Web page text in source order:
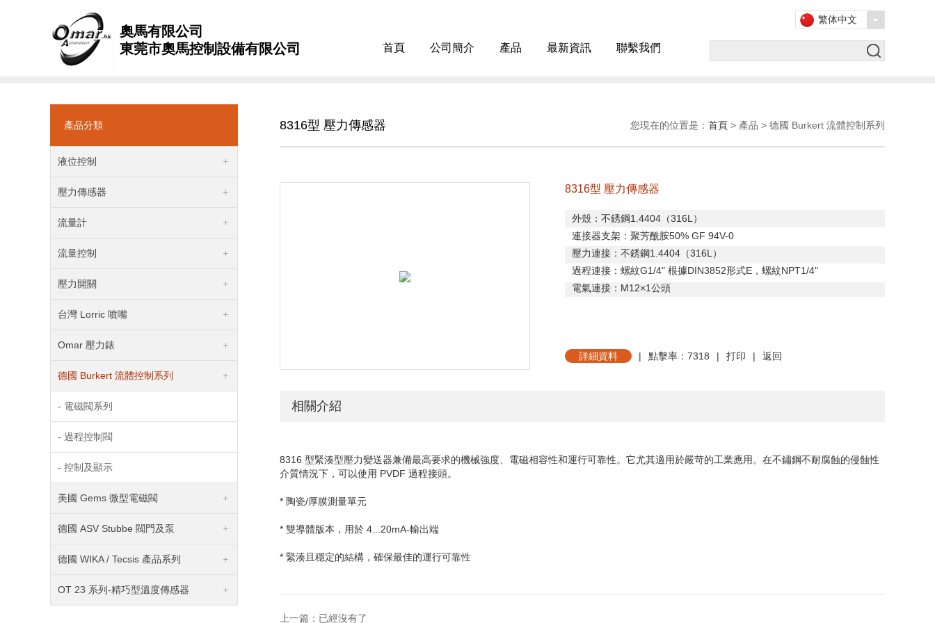
奧馬有限公司
東莞市奧馬控制設備有限公司
首頁 公司簡介 產品 最新資訊 聯繫我們
繁体中文
產品分類
液位控制
壓力傳感器
流量計
流量控制
壓力開關
台灣 Lorric 噴嘴
Omar 壓力錶
德國 Burkert 流體控制系列
- 電磁閥系列
- 過程控制閥
- 控制及顯示
美國 Gems 微型電磁閥
德國 ASV Stubbe 閥門及泵
德國 WIKA / Tecsis 產品系列
OT 23 系列-精巧型溫度傳感器
8316型 壓力傳感器 您現在的位置是： 首頁 > 產品 > 德國 Burkert 流體控制系列
8316型 壓力傳感器
外殼：不銹鋼1.4404 （316L ）
連接器支架：聚芳酰胺50% GF 94V-0
壓力連接：不銹鋼1.4404 （316L ）
過程連接：螺紋G1/4" 根據DIN3852形式E ，螺紋NPT1/4"
電氣連接： M12×1公頭
詳細資料 | 點擊率：7318 | 打印 | 返回
相關介紹
8316 型緊湊型壓力變送器兼備最高要求的機械強度、電磁相容性和運行可靠性。它尤其適用於嚴苛的工業應用。在不鏽鋼不耐腐蝕的侵蝕性
介質情況下，可以使用 PVDF 過程接頭。
* 陶瓷/厚膜測量單元
* 雙導體版本，用於 4...20mA-輸出端
* 緊湊且穩定的結構，確保最佳的運行可靠性
上一篇：已經沒有了